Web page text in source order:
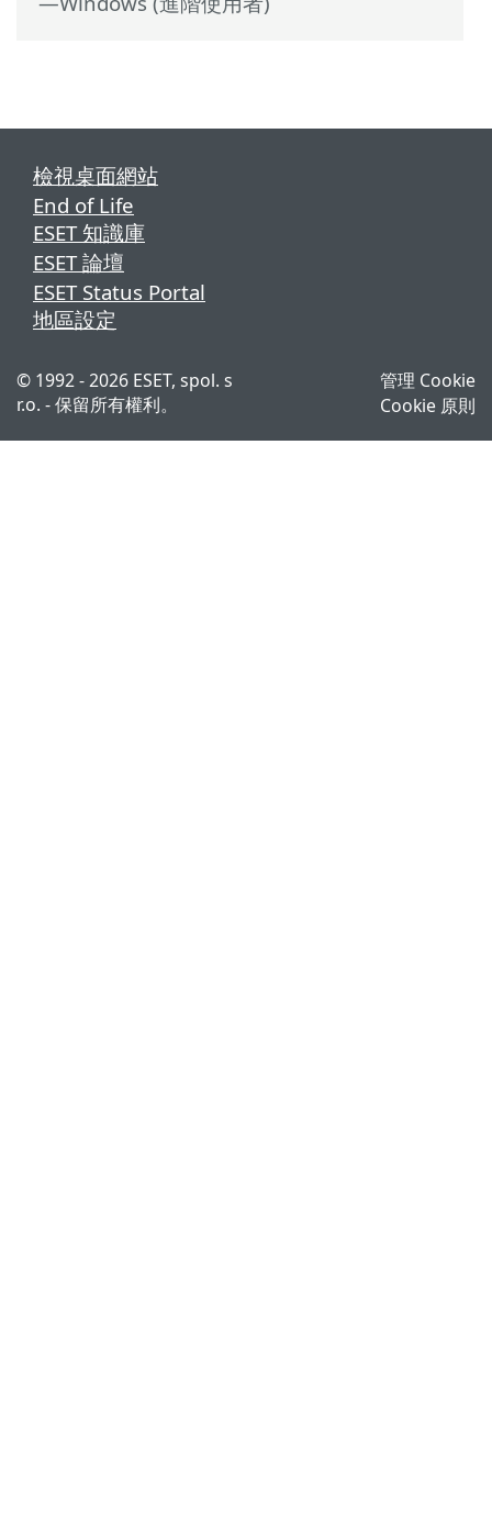
檢視桌面網站
End of Life
ESET 知識庫
ESET 論壇
ESET Status Portal
地區設定
© 1992 - 2026 ESET, spol. s
r.o. - 保留所有權利。
管理 Cookie
Cookie 原則